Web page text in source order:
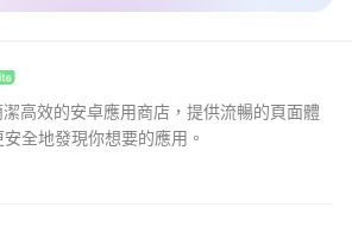
高效的安卓應用商店，提供流暢的頁面體
全地發現你想要的應用。